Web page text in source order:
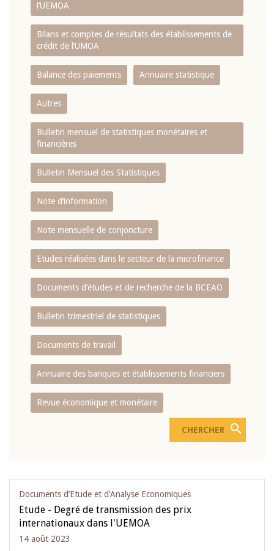
l‘UEMOA
Bilans et comptes de résultats des établissements de
crédit de l‘UMOA
Balance des paiements Annuaire statistique
Autres
Bulletin mensuel de statistiques monétaires et
financières
Bulletin Mensuel des Statistiques
Note d’information
Note mensuelle de conjoncture
Etudes réalisées dans le secteur de la microfinance
Documents d’études et de recherche de la BCEAO
Bulletin trimestriel de statistiques
Documents de travail
Annuaire des banques et établissements financiers
Revue économique et monétaire
Documents d’Etude et d’Analyse Economiques
Etude - Degré de transmission des prix
internationaux dans l'UEMOA
14 août 2023